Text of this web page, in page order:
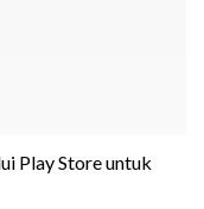
Play Store untuk